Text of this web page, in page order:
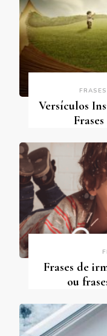
Versículos
Frases de
ou